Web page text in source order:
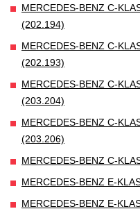
MERCEDES-BENZ C-
(202.194)
MERCEDES-BENZ C-
(202.193)
MERCEDES-BENZ C-
(203.204)
MERCEDES-BENZ C-
(203.206)
MERCEDES-BENZ C-
MERCEDES-BENZ E-
MERCEDES-BENZ E-